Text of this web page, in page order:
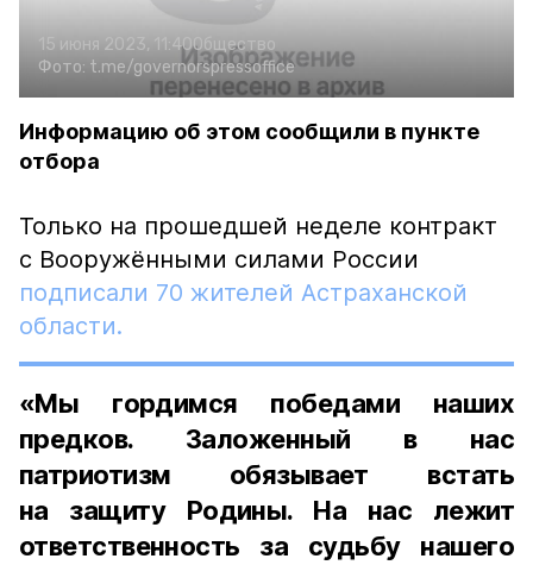
15 июня 2023, 11:40Общество
Фото: t.me/governorspressoffice
Информацию об этом сообщили в пункте
отбора
Только на прошедшей неделе контракт
с Вооружёнными силами России
подписали 70 жителей Астраханской
области.
«Мы гордимся победами наших
предков. Заложенный в нас
патриотизм обязывает встать
на защиту Родины. На нас лежит
ответственность за судьбу нашего